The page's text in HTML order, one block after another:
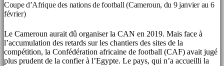
Coupe d’Afrique des nations de football (Cameroun, du 9 janvier au 6
février)
Le Cameroun aurait dû organiser la CAN en 2019. Mais face à
l’accumulation des retards sur les chantiers des sites de la
compétition, la Confédération africaine de football (CAF) avait jugé
plus prudent de la confier à l’Egypte. Le pays, qui n’a accueilli la